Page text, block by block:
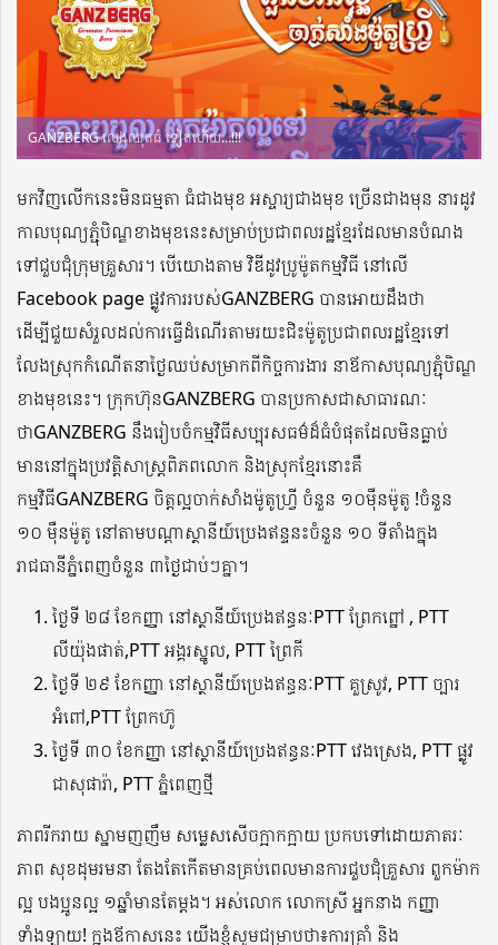
GANZBERG លេងឈុតធំ ទៀតហើយ…!!!
មកវិញលើកនេះមិនធម្មតា ធំជាងមុខ អស្ចារ្យជាងមុខ ច្រើនជាងមុន នារដូវ
កាលបុណ្យភ្ជុំបិណ្ឌខាងមុខនេះសម្រាប់ប្រជាពលរដ្ឋខ្មែរដែលមានបំណង
ទៅជួបជុំក្រុមគ្រួសារ។ បើយោងតាម វិឌីដូវប្រូម៉ូតកម្មវិធី នៅលើ
Facebook page ផ្លូវការរបស់GANZBERG បានអោយដឹងថា
ដើម្បីជួយសំរួលដល់ការធ្វើដំណើរតាមរយះជិះម៉ូតូប្រជាពលរដ្ឋខ្មែរទៅ
លែងស្រុកកំណើតនាថ្ងៃឈប់សម្រាកពីកិច្ចការងារ នាឪកាសបុណ្យភ្ជុំបិណ្ឌ
ខាងមុខនេះ។ ក្រុកហ៊ុនGANZBERG បានប្រកាសជាសាធារណៈ
ថាGANZBERG នឹងរៀបចំកម្មវិធីសប្បុរសធម៌ដ៏ធំបំផុតដែលមិនធ្លាប់
មាននៅក្នុងប្រវត្តិសាស្ត្រពិភពលោក និងស្រុកខ្មែរនោះគឺ
កម្មវិធីGANZBERG ចិត្តល្អចាក់សាំងម៉ូតូហ្វ្រី ចំនួន ១០ម៉ឺនម៉ូតូ !ចំនួន
១០ ម៉ឺនម៉ូតូ នៅតាមបណ្តាស្ថានីយ៍ប្រេងឥន្ទនះចំនួន ១០ ទីតាំងក្នុង
រាជធានីភ្នំពេញចំនួន ៣ថ្ងៃជាប់ៗគ្នា។
ថ្ងៃទី ២៨ ខែកញ្ញា នៅស្ថានីយ៍ប្រេងឥន្ធនៈPTT ព្រែកព្នៅ , PTT
លីយ៉ុងផាត់,PTT អង្គរស្នូល, PTT ព្រៃកី
ថ្ងៃទី ២៩ ខែកញ្ញា នៅស្ថានីយ៍ប្រេងឥន្ធនៈPTT គួស្រូវ, PTT ច្បារ
អំពៅ,PTT ព្រែកហ៊ូ
ថ្ងៃទី ៣០ ខែកញ្ញា នៅស្ថានីយ៍ប្រេងឥន្ធនៈPTT វេងស្រេង, PTT ផ្លូវ
ជាសុផារ៉ា, PTT ភ្នំពេញថ្មី
ភាពរីករាយ ស្នាមញញឹម សម្លេសសើចក្អាកក្អាយ ប្រកបទៅដោយភាតរៈ
ភាព សុខដុមរមនា​ តែងតែកើតមានគ្រប់ពេលមានការជួបជុំគ្រួសារ ពួកម៉ាក
ល្អ បងប្អូនល្អ ១ឆ្នាំមានតែម្តង។ អស់លោក លោកស្រី អ្នកនាង កញ្ញា
ទាំងឡាយ! ក្នុងឪកាសនេះ យើងខ្ញុំសូមជម្រាបថា៖ការគ្រាំ​ និង